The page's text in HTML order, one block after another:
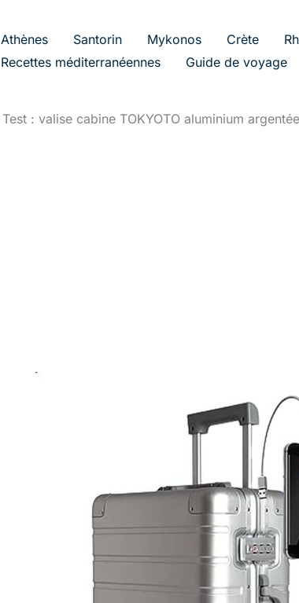
Athènes Santorin Mykonos Crète
Recettes méditerranéennes
Guide de voyage
Test : valise cabine TOKYOTO aluminium